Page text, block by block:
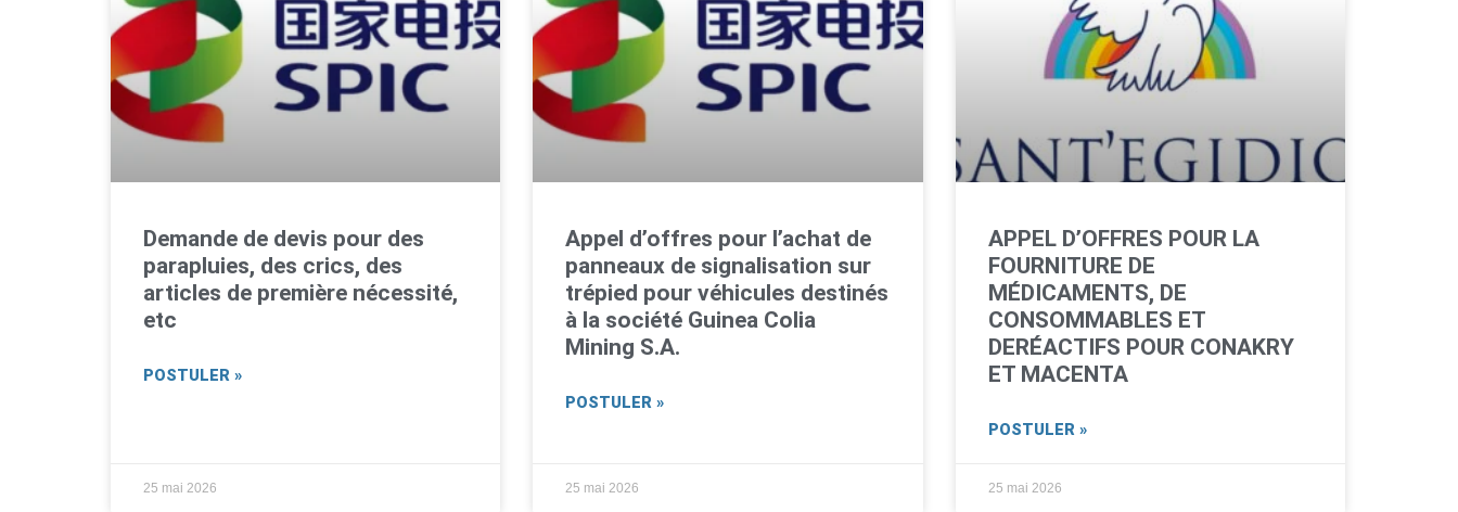
Demande de devis pour des
parapluies, des crics, des
articles de première nécessité,
etc
POSTULER »
25 mai 2026
Appel d’offres pour l’achat de
panneaux de signalisation sur
trépied pour véhicules destinés
à la société Guinea Colia
Mining S.A.
POSTULER »
25 mai 2026
APPEL D’OFFRES POUR LA
FOURNITURE DE
MÉDICAMENTS, DE
CONSOMMABLES ET
DERÉACTIFS POUR CONAKRY
ET MACENTA
POSTULER »
25 mai 2026